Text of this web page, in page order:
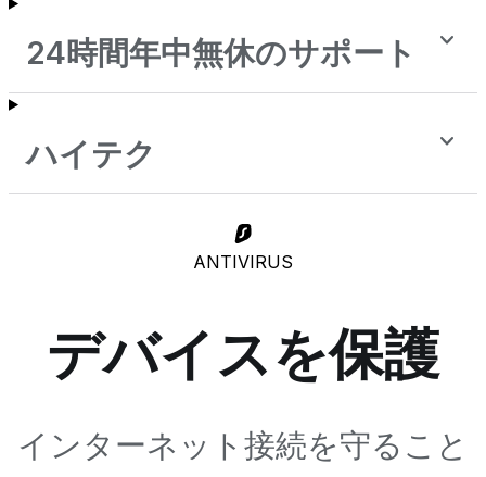
24時間年中無休のサポート
ハイテク
ANTIVIRUS
デバイスを保護
インターネット接続を守ること